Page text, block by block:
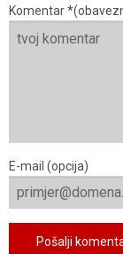
Komentar
E-mail (opcija)
Pošalji